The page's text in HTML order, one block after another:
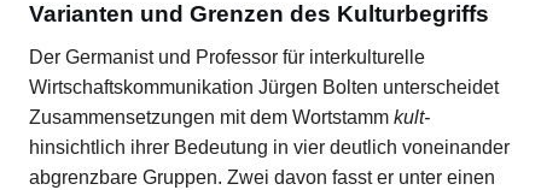
Varianten und Grenzen des Kulturbegriffs
Der Germanist und Professor für interkulturelle
Wirtschaftskommunikation Jürgen Bolten unterscheidet
Zusammensetzungen mit dem Wortstamm kult-
hinsichtlich ihrer Bedeutung in vier deutlich voneinander
abgrenzbare Gruppen. Zwei davon fasst er unter einen